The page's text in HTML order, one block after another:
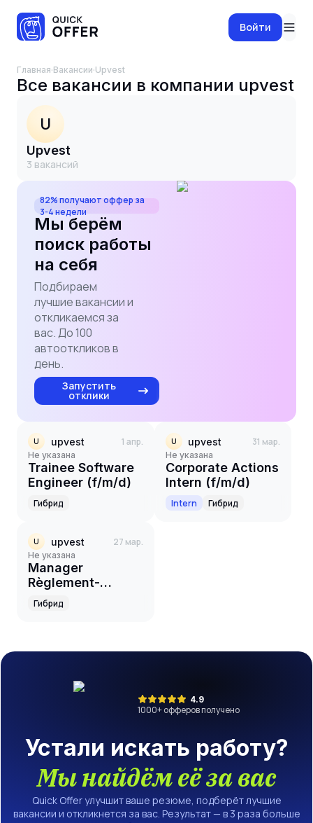
Войти
Главная·Вакансии· upvest
Все вакансии в компании upvest
U
upvest
3 вакансий
82% получают оффер за
3-4 недели
Мы берём
поиск работы
на себя
Подбираем
лучшие вакансии и
откликаемся за
вас. До 100
автооткликов в
день.
Запустить
отклики
U upvest 1 апр.
Не указана
Trainee Software
Engineer (f/m/d)
Гибрид
U upvest 31 мар.
Не указана
Corporate Actions
Intern (f/m/d)
Intern Гибрид
U upvest 27 мар.
Не указана
Manager
Règlement-
Livraison et
Transferts -
Гибрид
4.9
1000+ офферов получено
Устали искать работу?
Мы найдём её за вас
Quick Offer улучшит ваше резюме, подберёт лучшие
вакансии и откликнется за вас. Результат — в 3 раза больше